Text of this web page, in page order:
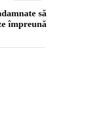
să
împreună